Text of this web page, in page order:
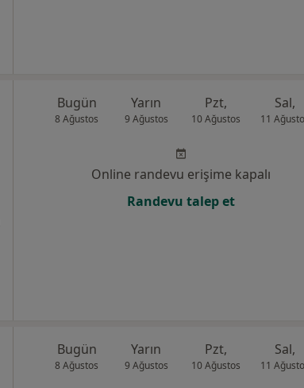
Bugün
8 Ağustos
Yarın
9 Ağustos
Pzt,
10 Ağustos
Sal,
11
Online randevu erişime kapalı
Randevu talep et
Bugün
8 Ağustos
Yarın
9 Ağustos
Pzt,
10 Ağustos
Sal,
11